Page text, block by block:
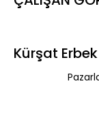
Kürşat Erbek